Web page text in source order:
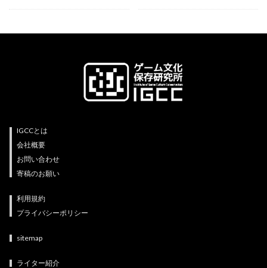
IGCCとは
会社概要
お問い合わせ
寄稿のお願い
利用規約
プライバシーポリシー
sitemap
ライター紹介